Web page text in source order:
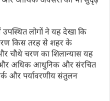
उपस्थित लोगों ने यह देखा कि
चरण किस तरह से शहर के
चौथे चरण का शिलान्यास यह
अधिक आधुनिक और संरचित
और पर्यावरणीय संतुलन